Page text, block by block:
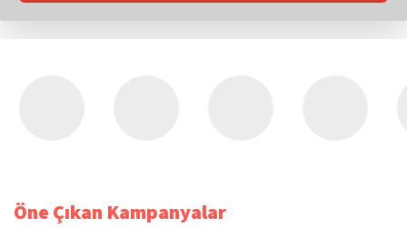
Öne Çıkan Kampanyalar